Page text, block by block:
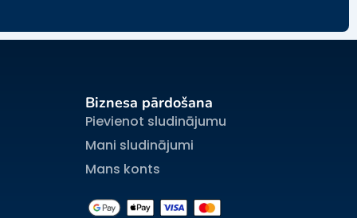
Biznesa pārdošana
Pievienot sludinājumu
Mani sludinājumi
Mans konts